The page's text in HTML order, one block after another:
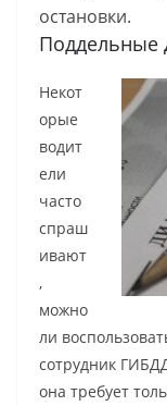
остановки.
Поддельные
Некот
орые
водит
ели
часто
спраш
ивают
,
можно
ли
сотрудник
она требует